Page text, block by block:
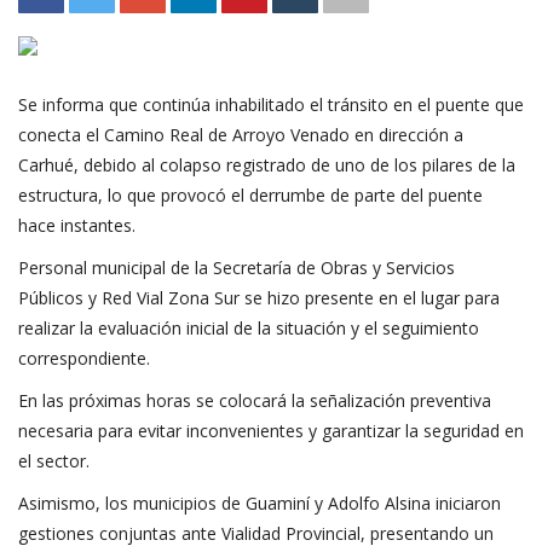
Se informa que continúa inhabilitado el tránsito en el puente que
conecta el Camino Real de Arroyo Venado en dirección a
Carhué, debido al colapso registrado de uno de los pilares de la
estructura, lo que provocó el derrumbe de parte del puente
hace instantes.
Personal municipal de la Secretaría de Obras y Servicios
Públicos y Red Vial Zona Sur se hizo presente en el lugar para
realizar la evaluación inicial de la situación y el seguimiento
correspondiente.
En las próximas horas se colocará la señalización preventiva
necesaria para evitar inconvenientes y garantizar la seguridad en
el sector.
Asimismo, los municipios de Guaminí y Adolfo Alsina iniciaron
gestiones conjuntas ante Vialidad Provincial, presentando un